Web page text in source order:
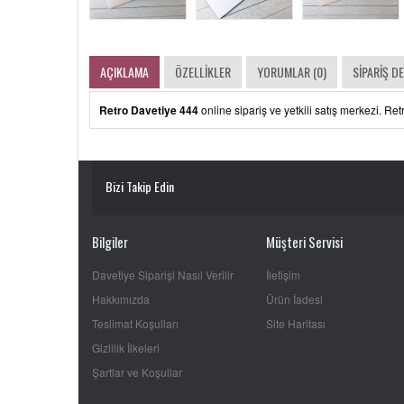
AÇIKLAMA ÖZELLIKLER YORUMLAR (0) SIPARIŞ
Retro Davetiye 444online sipariş ve yetkili satış merkezi.
Bizi Takip Edin
Bilgiler
Davetiye Siparişi Nasıl Verilir
Hakkımızda
Teslimat Koşulları
Gizlilik İlkeleri
Şartlar ve Koşullar
Müşteri Servisi
İletişim
Ürün İadesi
Site Haritası